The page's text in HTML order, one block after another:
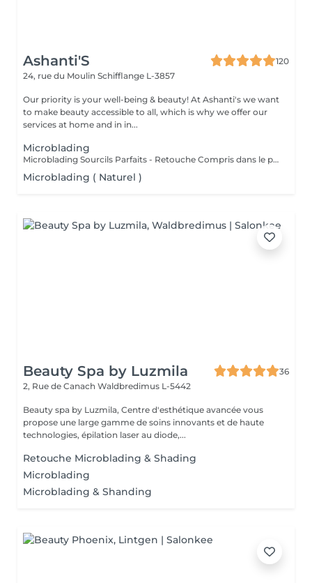
Ashanti'S
120
24, rue du Moulin Schifflange L-3857
Our priority is your well-being & beauty! At Ashanti's we want
to make beauty accessible to all, which is why we offer our
services at home and in in...
Microblading
Microblading Sourcils Parfaits - Retouche Compris dans le prix. Un sourcil dessiné avec précision poil à poil, pour un résultat ultra-naturel qui sublime votre regard. Chaque prestation est personnalisée selon la forme de votre visage, votre style et vos envies, pour un effet harmonieux et élégant. Bienfaits : Sourcils pleins et parfaitement dessinés Résultat naturel, comme vos vrais poils Gain de temps au quotidien : fini le maquillage des sourcils Retouche possible pour un effet durable Résultat : un regard sublimé, structuré et naturel, qui attire tous les regards Sur rendez-vous !
Microblading ( Naturel )
Beauty Spa by Luzmila
36
2, Rue de Canach Waldbredimus L-5442
Beauty spa by Luzmila, Centre d'esthétique avancée vous
propose une large gamme de soins innovants et de haute
technologies, épilation laser au diode,...
Retouche Microblading & Shading
Microblading
Microblading & Shanding